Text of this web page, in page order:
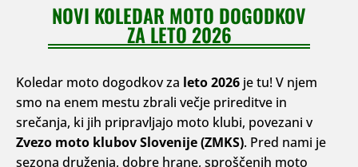
NOVI KOLEDAR MOTO DOGODKOV
ZA LETO 2026
Koledar moto dogodkov za leto 2026 je tu! V njem
smo na enem mestu zbrali večje prireditve in
srečanja, ki jih pripravljajo moto klubi, povezani v
Zvezo moto klubov Slovenije (ZMKS). Pred nami je
sezona druženja, dobre hrane, sproščenih moto